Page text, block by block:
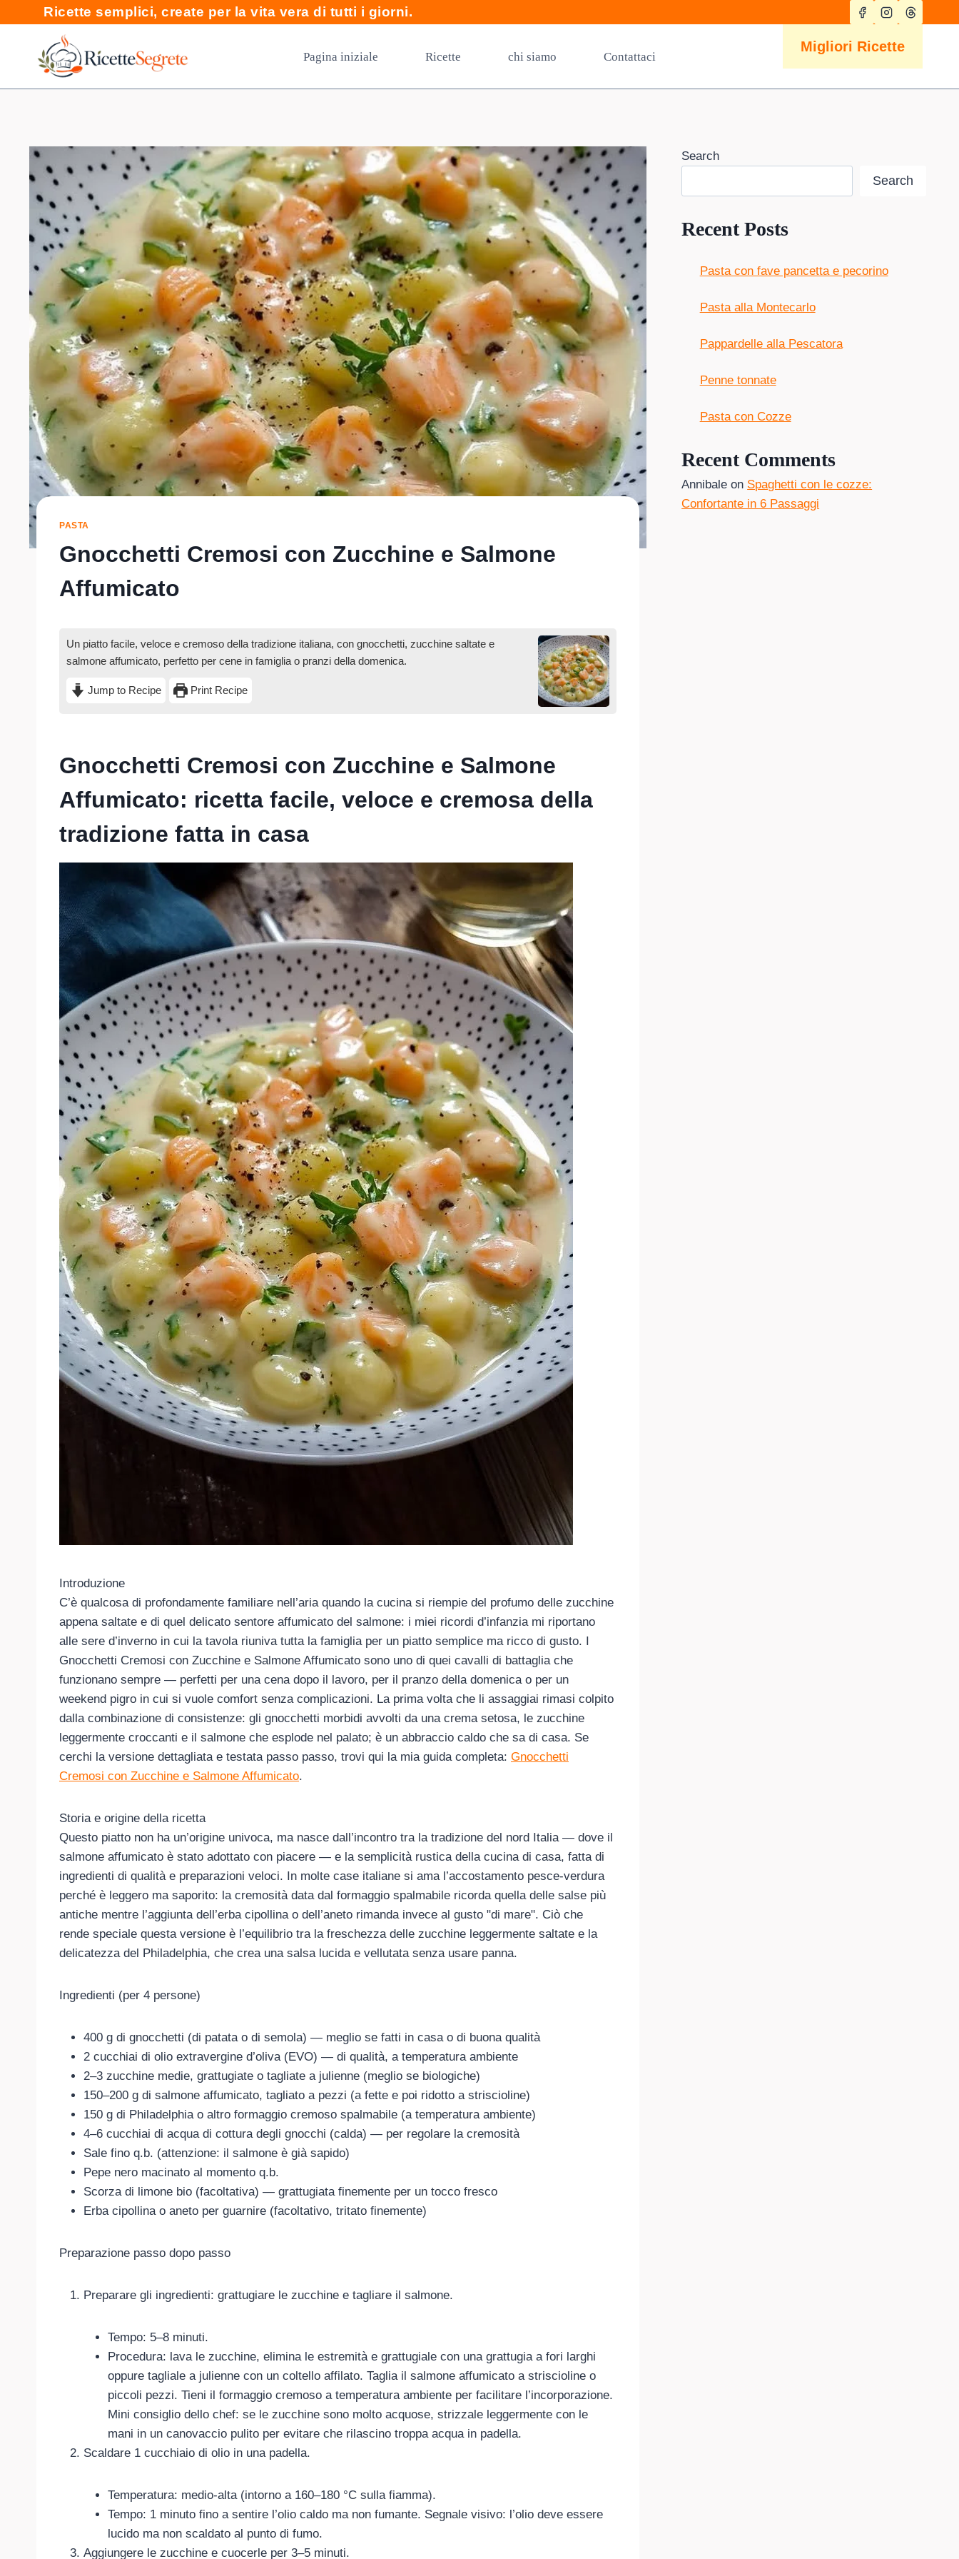
to
Ricette semplici, create per la vita vera di tutti i giorni.
Pagina iniziale Ricette chi siamo Contattaci
Migliori Ricette
PASTA
Gnocchetti Cremosi con Zucchine e Salmone
Affumicato
Un piatto facile, veloce e cremoso della tradizione italiana, con gnocchetti, zucchine saltate e
salmone affumicato, perfetto per cene in famiglia o pranzi della domenica.
Jump to Recipe Print Recipe
Gnocchetti Cremosi con Zucchine e Salmone
Affumicato: ricetta facile, veloce e cremosa della
tradizione fatta in casa
Introduzione
C’è qualcosa di profondamente familiare nell’aria quando la cucina si riempie del profumo delle zucchine
appena saltate e di quel delicato sentore affumicato del salmone: i miei ricordi d’infanzia mi riportano
alle sere d’inverno in cui la tavola riuniva tutta la famiglia per un piatto semplice ma ricco di gusto. I
Gnocchetti Cremosi con Zucchine e Salmone Affumicato sono uno di quei cavalli di battaglia che
funzionano sempre — perfetti per una cena dopo il lavoro, per il pranzo della domenica o per un
weekend pigro in cui si vuole comfort senza complicazioni. La prima volta che li assaggiai rimasi colpito
dalla combinazione di consistenze: gli gnocchetti morbidi avvolti da una crema setosa, le zucchine
leggermente croccanti e il salmone che esplode nel palato; è un abbraccio caldo che sa di casa. Se
cerchi la versione dettagliata e testata passo passo, trovi qui la mia guida completa: Gnocchetti
Cremosi con Zucchine e Salmone Affumicato.
Storia e origine della ricetta
Questo piatto non ha un’origine univoca, ma nasce dall’incontro tra la tradizione del nord Italia — dove il
salmone affumicato è stato adottato con piacere — e la semplicità rustica della cucina di casa, fatta di
ingredienti di qualità e preparazioni veloci. In molte case italiane si ama l’accostamento pesce-verdura
perché è leggero ma saporito: la cremosità data dal formaggio spalmabile ricorda quella delle salse più
antiche mentre l’aggiunta dell’erba cipollina o dell’aneto rimanda invece al gusto "di mare". Ciò che
rende speciale questa versione è l’equilibrio tra la freschezza delle zucchine leggermente saltate e la
delicatezza del Philadelphia, che crea una salsa lucida e vellutata senza usare panna.
Ingredienti (per 4 persone)
400 g di gnocchetti (di patata o di semola) — meglio se fatti in casa o di buona qualità
2 cucchiai di olio extravergine d’oliva (EVO) — di qualità, a temperatura ambiente
2–3 zucchine medie, grattugiate o tagliate a julienne (meglio se biologiche)
150–200 g di salmone affumicato, tagliato a pezzi (a fette e poi ridotto a striscioline)
150 g di Philadelphia o altro formaggio cremoso spalmabile (a temperatura ambiente)
4–6 cucchiai di acqua di cottura degli gnocchi (calda) — per regolare la cremosità
Sale fino q.b. (attenzione: il salmone è già sapido)
Pepe nero macinato al momento q.b.
Scorza di limone bio (facoltativa) — grattugiata finemente per un tocco fresco
Erba cipollina o aneto per guarnire (facoltativo, tritato finemente)
Preparazione passo dopo passo
Preparare gli ingredienti: grattugiare le zucchine e tagliare il salmone.
Tempo: 5–8 minuti.
Procedura: lava le zucchine, elimina le estremità e grattugiale con una grattugia a fori larghi
oppure tagliale a julienne con un coltello affilato. Taglia il salmone affumicato a striscioline o
piccoli pezzi. Tieni il formaggio cremoso a temperatura ambiente per facilitare l’incorporazione.
Mini consiglio dello chef: se le zucchine sono molto acquose, strizzale leggermente con le
mani in un canovaccio pulito per evitare che rilascino troppa acqua in padella.
Scaldare 1 cucchiaio di olio in una padella.
Temperatura: medio-alta (intorno a 160–180 °C sulla fiamma).
Tempo: 1 minuto fino a sentire l’olio caldo ma non fumante. Segnale visivo: l’olio deve essere
lucido ma non scaldato al punto di fumo.
Aggiungere le zucchine e cuocerle per 3–5 minuti.
Search
Search
Recent Posts
Pasta con fave pancetta e pecorino
Pasta alla Montecarlo
Pappardelle alla Pescatora
Penne tonnate
Pasta con Cozze
Recent Comments
Annibale on Spaghetti con le cozze:
Confortante in 6 Passaggi